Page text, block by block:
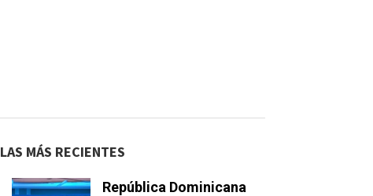
LAS MÁS RECIENTES
República Dominicana